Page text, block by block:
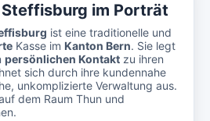
im Porträt
ist eine traditionelle und
Kasse im Kanton Bern. Sie legt
persönlichen Kontakt zu ihren
sich durch ihre kundennahe
unkomplizierte Verwaltung aus.
dem Raum Thun und